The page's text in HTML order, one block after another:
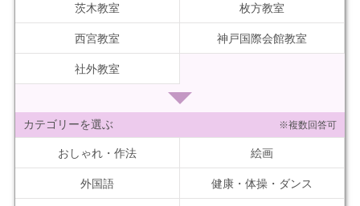
茨木教室 枚方教室
西宮教室 神戸国際会館教室
社外教室
カテゴリーを選ぶ ※複数回答可
おしゃれ・作法 絵画
外国語 健康・体操・ダンス